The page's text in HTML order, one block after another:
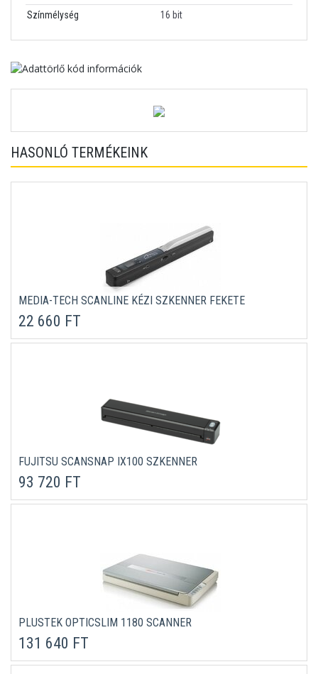
Színmélység 16 bit
HASONLÓ TERMÉKEINK
MEDIA-TECH SCANLINE KÉZI SZKENNER FEKETE
22 660 FT
FUJITSU SCANSNAP IX100 SZKENNER
93 720 FT
PLUSTEK OPTICSLIM 1180 SCANNER
131 640 FT